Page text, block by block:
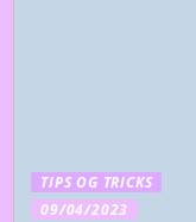
TIPS OG TRICKS
09/04/2023